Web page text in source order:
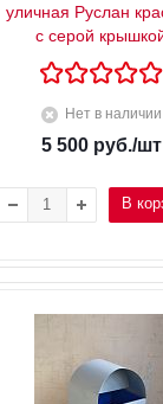
уличная Руслан
с серой
Нет в наличии
5 500руб./шт
В